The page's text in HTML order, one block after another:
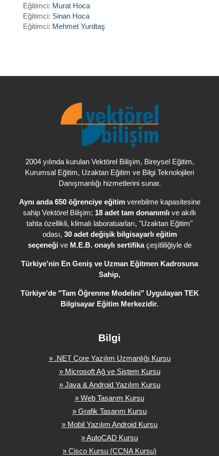
Eğitimci: Murat Hoca
Eğitimci: Sinan Hoca
Eğitimci: Mehmet Yurdtaş
2004 yılında kurulan Vektörel Bilişim, Bireysel Eğitim,
Kurumsal Eğitim, Uzaktan Eğitim ve Bilgi Teknolojileri
Danışmanlığı hizmetlerini sunar.
Aynı anda 650 öğrenciye eğitimverebilme kapasitesine
sahip Vektörel Bilişim; 18 adet tam donanımlı ve akıllı
tahta özellikli, klimalı laboratuarları, "Uzaktan Eğitim"
odası, 30 adet değişik bilgisayarlı eğitim
seçeneği ve M.E.B. onaylı sertifikaçeşitliliğiyle de
Türkiye'nin En Geniş ve Uzman Eğitmen Kadrosuna
Sahip,
Türkiye'de "Tam Öğrenme Modelini" Uygulayan TEK
Bilgisayar Eğitim Merkezidir.
Bilgi
» .NET Core Yazılım Uzmanlığı Kursu
» Microsoft Ağ ve Sistem Kursu
» Java & Android Yazılım Kursu
» Web Tasarım Kursu
» Grafik Tasarım Kursu
» Mobil Yazılım Android Kursu
» AutoCAD Kursu
» Cisco Kursu (CCNA Kursu)